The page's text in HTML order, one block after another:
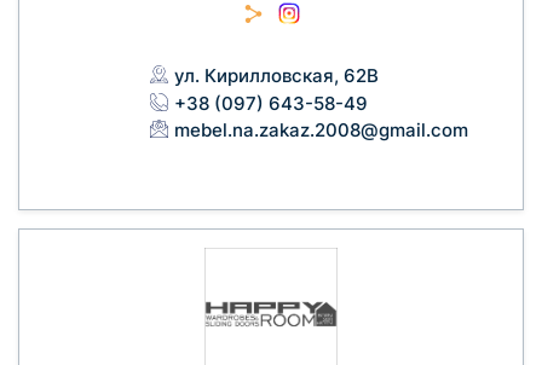
ул. Кирилловская, 62В
+38 (097) 643-58-49
mebel.na.zakaz.2008@gmail.com